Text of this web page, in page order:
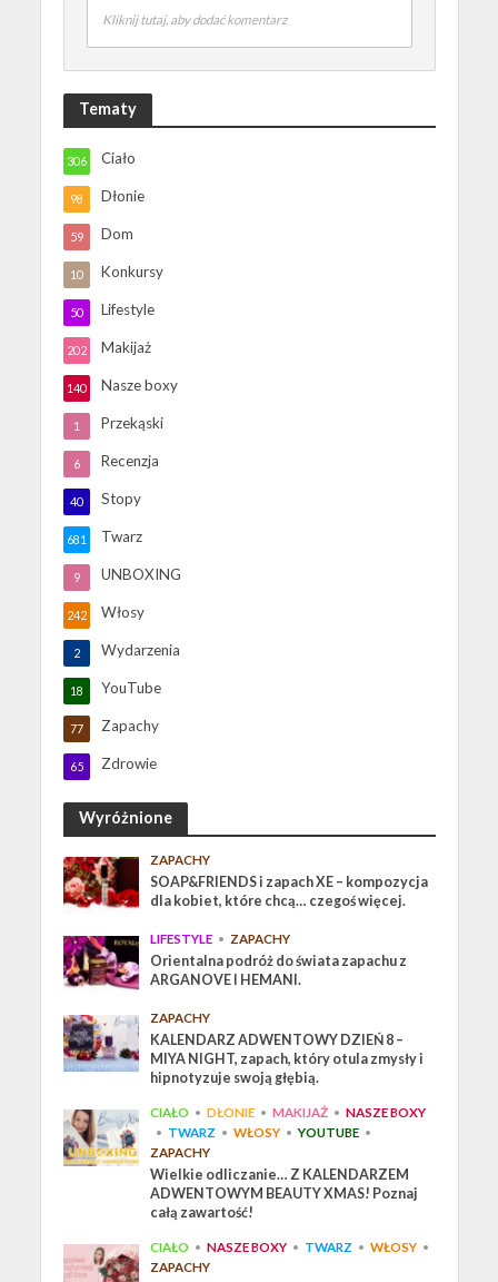
Kliknij tutaj, aby dodać komentarz
Tematy
Ciało
306
Dłonie
98
Dom
59
Konkursy
10
Lifestyle
50
Makijaż
202
Nasze boxy
140
Przekąski
1
Recenzja
6
Stopy
40
Twarz
681
UNBOXING
9
Włosy
242
Wydarzenia
2
YouTube
18
Zapachy
77
Zdrowie
65
Wyróżnione
ZAPACHY
SOAP&FRIENDS i zapach XE – kompozycja
dla kobiet, które chcą… czegoś więcej.
LIFESTYLE • ZAPACHY
Orientalna podróż do świata zapachu z
ARGANOVE I HEMANI.
ZAPACHY
KALENDARZ ADWENTOWY DZIEŃ 8 –
MIYA NIGHT, zapach, który otula zmysły i
hipnotyzuje swoją głębią.
CIAŁO • DŁONIE • MAKIJAŻ • NASZE BOXY
• TWARZ • WŁOSY • YOUTUBE •
ZAPACHY
Wielkie odliczanie… Z KALENDARZEM
ADWENTOWYM BEAUTY XMAS! Poznaj
całą zawartość!
CIAŁO • NASZE BOXY • TWARZ • WŁOSY •
ZAPACHY